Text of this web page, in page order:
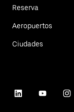
Reserva
Aeropuertos
Ciudades